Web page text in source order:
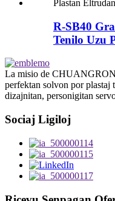
R-SB40
Tenilo Uzu
La misio de
perfektan solvon por plastaj
dizajnitan, personigitan
Sociaj Ligiloj